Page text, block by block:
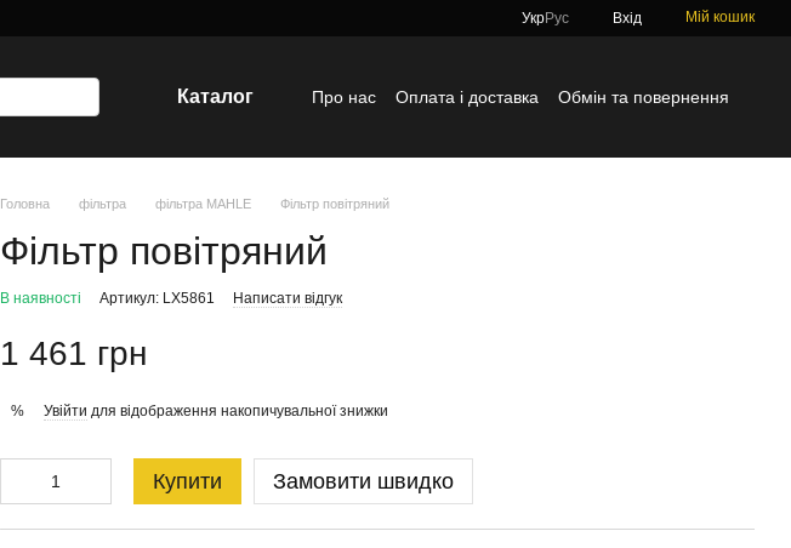
УкрРус Вхід Мій кошик
Каталог Про нас Оплата і доставка
Обмін та повернення
Головна фільтра фільтра MAHLE Фільтр повітряний
Фільтр повітряний
В наявності Артикул: LX5861 Написати відгук
1 461 грн
% Увійти для відображення накопичувальної знижки
Купити Замовити швидко